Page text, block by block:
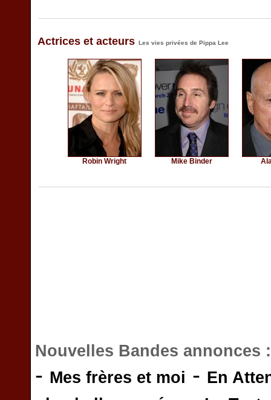
Actrices et acteurs Les vies privées de Pippa Lee
Robin Wright Mike Binder
Nouvelles Bandes annonces
- Mes frères et moi - En